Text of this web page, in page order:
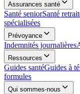
Assurances santé
Santé seniorSanté
spécialisées
Prévoyance
Indemnités journalières
Ressources
Guides santéGuides à
formules
Qui sommes-nous